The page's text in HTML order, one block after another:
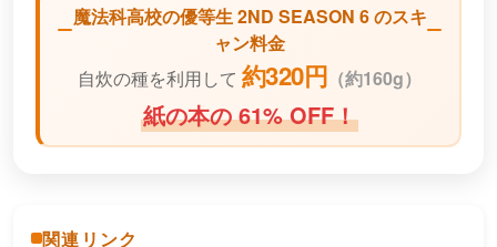
魔法科高校の優等生 2ND SEASON 6 のスキ
ャン料金
自炊の種を利用して 約320円 （約160g）
紙の本の 61% OFF！
関連リンク